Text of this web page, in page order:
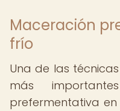
Maceración
frío
Una de las
más
prefermentativa en